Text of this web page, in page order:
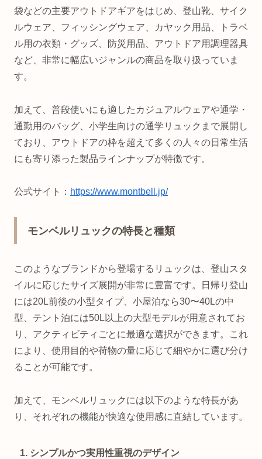
袋などの主要アウトドアギアをはじめ、登山靴、サイク
ルウェア、フィッシングウェア、カヤック用品、トラベ
ル用の衣類・グッズ、防災用品、アウトドア用調理器具
など、非常に幅広いジャンルの商品を取り扱っていま
す。
加えて、普段使いにも適したカジュアルウェアや通学・
通勤用のバッグ、小学生向けの通学リュックまで展開し
ており、アウトドアの枠を超えて多くの人々の日常生活
にも寄り添った製品ラインナップが特徴です。
公式サイト： https://www.montbell.jp/
モンベルリュックの特長と種類
このようなブランドから登場するリュックは、登山スタ
イルに応じたサイズ展開が非常に豊富です。日帰り登山
には20L前後の小型タイプ、小屋泊なら30〜40Lの中
型、テント泊には50L以上の大型モデルが用意されてお
り、アクティビティごとに最適な選択ができます。これ
により、使用目的や荷物の量に応じて細やかに選び分け
ることが可能です。
加えて、モンベルリュックには以下のような特長があ
り、それぞれの機能が快適な使用感に直結しています。
1. シンプルかつ実用性重視のデザイン